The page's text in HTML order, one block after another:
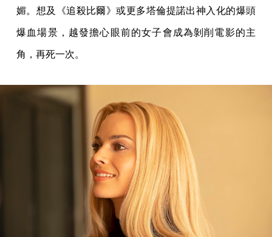
媚。想及《追殺比爾》或更多塔倫提諾出神入化的爆頭
爆血場景，越發擔心眼前的女子會成為剝削電影的主
角，再死一次。